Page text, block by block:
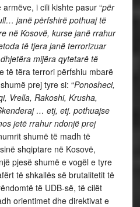
i cili kishte pasur “për
janë përfshirë pothuaj të
në Kosovë, kurse janë rrahur
të tjera janë terrorizuar
mijëra qytetarë të
të tëra terrori përfshiu mbarë
prej tyre si: “Ponosheci,
Vrella, Rakoshi, Krusha,
… etj, etj. pothuajse
jetë rrahur ndonjë prej
shumë të madh të
shqiptare në Kosovë,
pjesë shumë e vogël e tyre
të shkallës së brutalitetit të
të UDB-së, të cilët
orientimet dhe direktivat e